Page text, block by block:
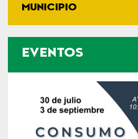
MUNICIPIO
EVENTOS